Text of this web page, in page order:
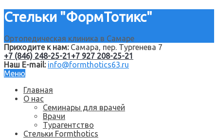
Стельки "ФормТотикс"
Ортопедическая клиника в Самаре
Приходите к нам:Самара, пер. Тургенева 7
+7 (846) 248-25-21 +7 927 208-25-21
Наш E-mail: info@formthotics63.ru
Меню
Главная
О нас
Семинары для врачей
Врачи
Турагентство
Стельки Formthotics